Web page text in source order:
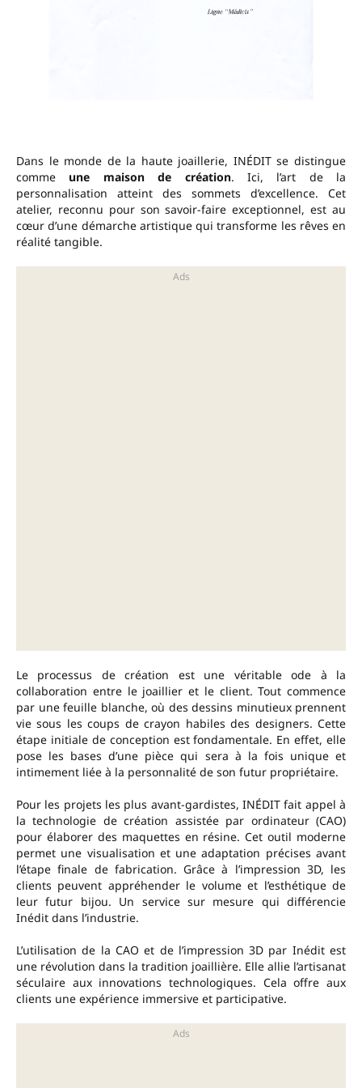
Dans le monde de la haute joaillerie, INÉDIT se distingue
comme une maison de création. Ici, l’art de la
personnalisation atteint des sommets d’excellence. Cet
atelier, reconnu pour son savoir-faire exceptionnel, est au
cœur d’une démarche artistique qui transforme les rêves en
réalité tangible.
Le processus de création est une véritable ode à la
collaboration entre le joaillier et le client. Tout commence
par une feuille blanche, où des dessins minutieux prennent
vie sous les coups de crayon habiles des designers. Cette
étape initiale de conception est fondamentale. En effet, elle
pose les bases d’une pièce qui sera à la fois unique et
intimement liée à la personnalité de son futur propriétaire.
Pour les projets les plus avant-gardistes, INÉDIT fait appel à
la technologie de création assistée par ordinateur (CAO)
pour élaborer des maquettes en résine. Cet outil moderne
permet une visualisation et une adaptation précises avant
l’étape finale de fabrication. Grâce à l’impression 3D, les
clients peuvent appréhender le volume et l’esthétique de
leur futur bijou. Un service sur mesure qui différencie
Inédit dans l’industrie.
L’utilisation de la CAO et de l’impression 3D par Inédit est
une révolution dans la tradition joaillière. Elle allie l’artisanat
séculaire aux innovations technologiques. Cela offre aux
clients une expérience immersive et participative.